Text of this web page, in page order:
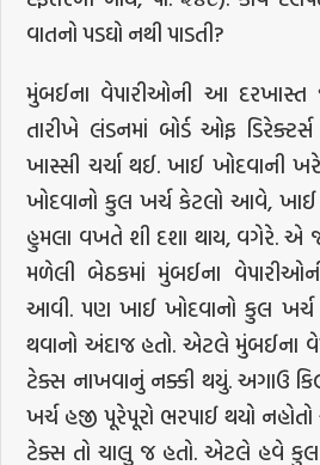
વાતનો પડઘો નથી પાડતી?
મુંબઈના વેપારીઓની આ દરખાસ્ત
તારીખે લંડનમાં બોર્ડ ઓફ
ખાસ્સી ચર્ચા થઈ. ખાઈ
ખોદવાનો કુલ ખર્ચ કેટલો આવે,
હુમલા વખતે શી દશા થાય, વગેરે. એ
મળેલી બેઠકમાં મુંબઈના વેપારીઓની
આવી. પણ ખાઈ ખોદવાનો કુલ ખર્ચ
થવાનો અંદાજ હતો. એટલે મુંબઈના
ટેક્સ નાખવાનું નક્કી થયું. અગાઉ
ખર્ચ હજી પૂરેપૂરો ભરપાઈ થયો
ટેક્સ તો ચાલુ જ હતો. એટલે હવે